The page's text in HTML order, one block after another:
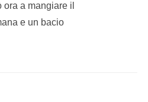
a mangiare il
e un bacio